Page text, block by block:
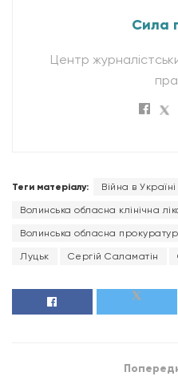
Сила
Центр
Теги матеріалу: Війна в Україні
Волинська обласна клінічна
Волинська обласна
Луцьк Сергій Саламатін